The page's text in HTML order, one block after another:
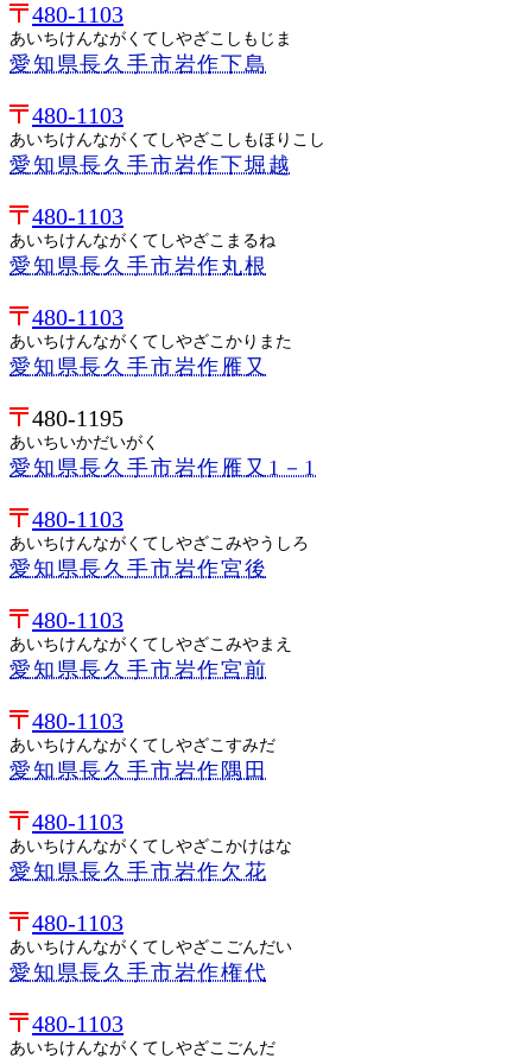
480-1103
あいちけんながくてしやざこしもじま
愛知県長久手市岩作下島
480-1103
あいちけんながくてしやざこしもほりこし
愛知県長久手市岩作下堀越
480-1103
あいちけんながくてしやざこまるね
愛知県長久手市岩作丸根
480-1103
あいちけんながくてしやざこかりまた
愛知県長久手市岩作雁又
480-1195
あいちいかだいがく
愛知県長久手市岩作雁又1－1
480-1103
あいちけんながくてしやざこみやうしろ
愛知県長久手市岩作宮後
480-1103
あいちけんながくてしやざこみやまえ
愛知県長久手市岩作宮前
480-1103
あいちけんながくてしやざこすみだ
愛知県長久手市岩作隅田
480-1103
あいちけんながくてしやざこかけはな
愛知県長久手市岩作欠花
480-1103
あいちけんながくてしやざこごんだい
愛知県長久手市岩作権代
480-1103
あいちけんながくてしやざこごんだ